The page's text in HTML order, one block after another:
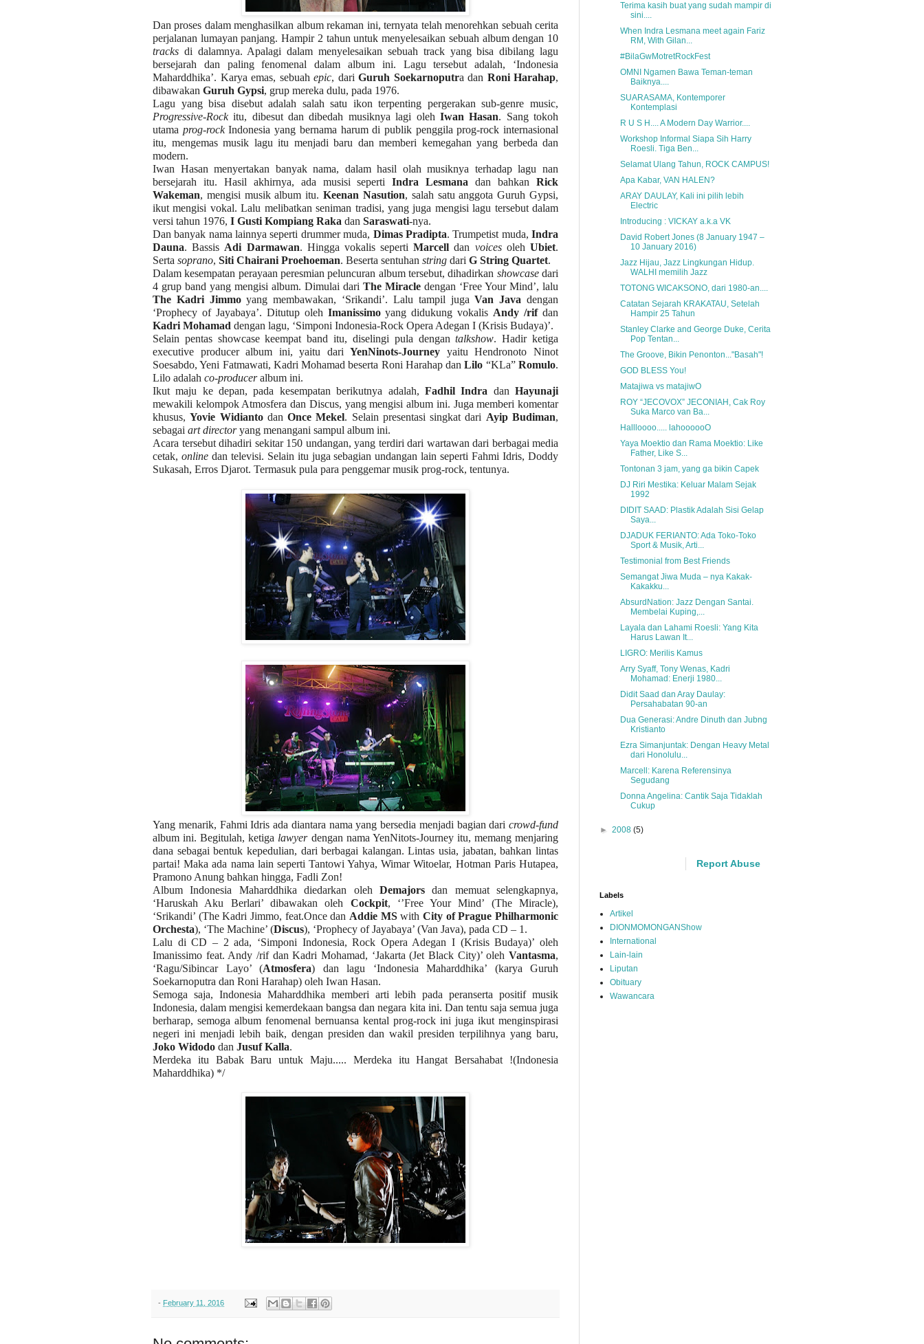
Dan proses dalam menghasilkan album rekaman ini, ternyata telah menorehkan sebuah cerita
perjalanan lumayan panjang. Hampir 2 tahun untuk menyelesaikan sebuah album dengan 10
tracks di dalamnya. Apalagi dalam menyelesaikan sebuah track yang bisa dibilang lagu
bersejarah dan paling fenomenal dalam album ini. Lagu tersebut adalah, ‘Indonesia
Maharddhika’. Karya emas, sebuah epic, dari Guruh Soekarnoputra dan Roni Harahap,
dibawakan Guruh Gypsi, grup mereka dulu, pada 1976.
Lagu yang bisa disebut adalah salah satu ikon terpenting pergerakan sub-genre music,
Progressive-Rockitu, dibesut dan dibedah musiknya lagi oleh Iwan Hasan. Sang tokoh
utama prog-rockIndonesia yang bernama harum di publik penggila prog-rock internasional
itu, mengemas musik lagu itu menjadi baru dan memberi kemegahan yang berbeda dan
modern.
Iwan Hasan menyertakan banyak nama, dalam hasil olah musiknya terhadap lagu nan
bersejarah itu. Hasil akhirnya, ada musisi sepertiIndra Lesmana dan bahkanRick
Wakeman, mengisi musik album itu.Keenan Nasution, salah satu anggota Guruh Gypsi,
ikut mengisi vokal. Lalu melibatkan seniman tradisi, yang juga mengisi lagu tersebut dalam
versi tahun 1976, I Gusti Kompiang Raka dan Saraswati-nya.
Dan banyak nama lainnya seperti drummer muda, Dimas Pradipta. Trumpetist muda,Indra
Dauna. Bassis Adi Darmawan. Hingga vokalis sepertiMarcelldan voicesolehUbiet.
Serta soprano, Siti Chairani Proehoeman. Beserta sentuhan string dari G String Quartet.
Dalam kesempatan perayaan peresmian peluncuran album tersebut, dihadirkan showcasedari
4 grup band yang mengisi album. Dimulai dari The Miracle dengan ‘Free Your Mind’, lalu
The Kadri Jimmoyang membawakan, ‘Srikandi’. Lalu tampil jugaVan Java dengan
‘Prophecy of Jayabaya’. Ditutup oleh Imanissimoyang didukung vokalis Andy /rifdan
Kadri Mohamad dengan lagu, ‘Simponi Indonesia-Rock Opera Adegan I (Krisis Budaya)’.
Selain pentas showcase keempat band itu, diselingi pula dengantalkshow. Hadir ketiga
executive producer album ini, yaitu dariYenNinots-Journey yaitu Hendronoto Ninot
Soesabdo, Yeni Fatmawati, Kadri Mohamad beserta Roni Harahap danLilo “KLa”Romulo.
Lilo adalah co-produceralbum ini.
Ikut maju ke depan, pada kesempatan berikutnya adalah, Fadhil Indra danHayunaji
mewakili kelompok Atmosfera dan Discus, yang mengisi album ini. Juga memberi komentar
khusus,Yovie WidiantodanOnce Mekel. Selain presentasi singkat dari Ayip Budiman,
sebagai art directoryang menangani sampul album ini.
Acara tersebut dihadiri sekitar 150 undangan, yang terdiri dari wartawan dari berbagai media
cetak, onlinedan televisi. Selain itu juga sebagian undangan lain seperti Fahmi Idris, Doddy
Sukasah, Erros Djarot. Termasuk pula para penggemar musik prog-rock, tentunya.
Yang menarik, Fahmi Idris ada diantara nama yang bersedia menjadi bagian dari crowd-fund
album ini. Begitulah, ketiga lawyerdengan nama YenNitots-Journey itu, memang menjaring
dana sebagai bentuk kepedulian, dari berbagai kalangan. Lintas usia, jabatan, bahkan lintas
partai! Maka ada nama lain seperti Tantowi Yahya, Wimar Witoelar, Hotman Paris Hutapea,
Pramono Anung bahkan hingga, Fadli Zon!
Album Indonesia Maharddhika diedarkan oleh Demajorsdan memuat selengkapnya,
‘Haruskah Aku Berlari’ dibawakan oleh Cockpit, ‘’Free Your Mind’ (The Miracle),
‘Srikandi’ (The Kadri Jimmo, feat.Once dan Addie MSwithCity of Prague Philharmonic
Orchesta), ‘The Machine’ (Discus), ‘Prophecy of Jayabaya’ (Van Java), pada CD – 1.
Lalu di CD – 2 ada, ‘Simponi Indonesia, Rock Opera Adegan I (Krisis Budaya)’ oleh
Imanissimo feat. Andy /rif dan Kadri Mohamad, ‘Jakarta (Jet Black City)’ oleh Vantasma,
‘Ragu/Sibincar Layo’ (Atmosfera) dan lagu ‘Indonesia Maharddhika’ (karya Guruh
Soekarnoputra dan Roni Harahap) oleh Iwan Hasan.
Semoga saja, Indonesia Maharddhika memberi arti lebih pada peransertapositifmusik
Indonesia, dalam mengisi kemerdekaan bangsa dan negara kita ini. Dan tentu saja semua juga
berharap, semoga album fenomenal bernuansa kental prog-rock ini juga ikut menginspirasi
negeri ini menjadi lebih baik, dengan presiden dan wakil presiden terpilihnya yang baru,
Joko Widodo dan Jusuf Kalla.
Merdeka itu Babak Baru untuk Maju..... Merdeka itu Hangat Bersahabat !(Indonesia
Maharddhika) */
- February 11, 2016
Terima kasih buat yang sudah mampir di
sini....
When Indra Lesmana meet again Fariz
RM, With Gilan...
#BilaGwMotretRockFest
OMNI Ngamen Bawa Teman-teman
Baiknya....
SUARASAMA, Kontemporer
Kontemplasi
R U S H.... A Modern Day Warrior....
Workshop Informal Siapa Sih Harry
Roesli. Tiga Ben...
Selamat Ulang Tahun, ROCK CAMPUS!
Apa Kabar, VAN HALEN?
ARAY DAULAY, Kali ini pilih lebih
Electric
Introducing : VICKAY a.k.a VK
David Robert Jones (8 January 1947 –
10 January 2016)
Jazz Hijau, Jazz Lingkungan Hidup.
WALHI memilih Jazz
TOTONG WICAKSONO, dari 1980-an....
Catatan Sejarah KRAKATAU, Setelah
Hampir 25 Tahun
Stanley Clarke and George Duke, Cerita
Pop Tentan...
The Groove, Bikin Penonton..."Basah"!
GOD BLESS You!
Matajiwa vs matajiwO
ROY “JECOVOX” JECONIAH, Cak Roy
Suka Marco van Ba...
Hallloooo..... lahoooooO
Yaya Moektio dan Rama Moektio: Like
Father, Like S...
Tontonan 3 jam, yang ga bikin Capek
DJ Riri Mestika: Keluar Malam Sejak
1992
DIDIT SAAD: Plastik Adalah Sisi Gelap
Saya...
DJADUK FERIANTO: Ada Toko-Toko
Sport & Musik, Arti...
Testimonial from Best Friends
Semangat Jiwa Muda – nya Kakak-
Kakakku...
AbsurdNation: Jazz Dengan Santai.
Membelai Kuping,...
Layala dan Lahami Roesli: Yang Kita
Harus Lawan It...
LIGRO: Merilis Kamus
Arry Syaff, Tony Wenas, Kadri
Mohamad: Enerji 1980...
Didit Saad dan Aray Daulay:
Persahabatan 90-an
Dua Generasi: Andre Dinuth dan Jubng
Kristianto
Ezra Simanjuntak: Dengan Heavy Metal
dari Honolulu...
Marcell: Karena Referensinya
Segudang
Donna Angelina: Cantik Saja Tidaklah
Cukup
► 2008 (5)
Report Abuse
Labels
Artikel
DIONMOMONGANShow
International
Lain-lain
Liputan
Obituary
Wawancara